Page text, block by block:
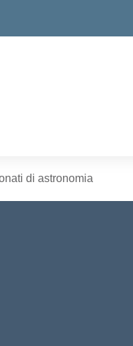
di astronomia